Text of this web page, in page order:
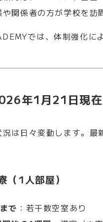
や関係者の方が学校を
では、体制強化に
年1月21日現
は日々変動します。最
（1人部屋）
で ：若干数空室あり